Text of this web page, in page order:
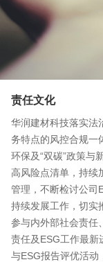
责任文化
华润建材科技落实法
务特点的风控合规一
环保及“双碳”政策与
高风险点清单，持续
管理，不断检讨公司
持续发展工作，切实
参与内外部社会责任
责任及ESG工作最新
与ESG报告评优活动